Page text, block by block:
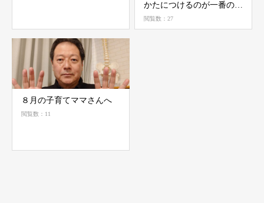
かたにつけるのが一番の近
道♡
閲覧数：27
８月の子育てママさんへ
閲覧数：11